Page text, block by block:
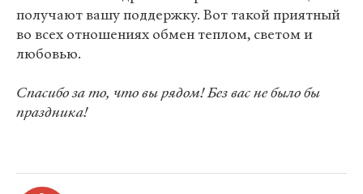
получают вашу поддержку. Вот такой приятный
во всех отношениях обмен теплом, светом и
любовью.
Спасибо за то, что вы рядом! Без вас не было бы
праздника!